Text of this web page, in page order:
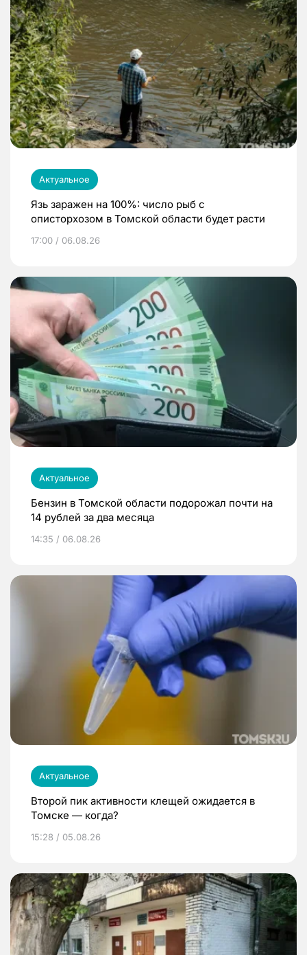
Актуальное
Язь заражен на 100%: число рыб с
описторхозом в Томской области будет расти
17:00 / 06.08.26
Актуальное
Бензин в Томской области подорожал почти на
14 рублей за два месяца
14:35 / 06.08.26
Актуальное
Второй пик активности клещей ожидается в
Томске — когда?
15:28 / 05.08.26